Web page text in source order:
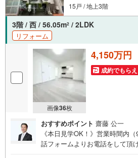
15戸 / 地上3階
3階 / 西 / 56.05m2 / 2LDK
リフォーム
画像36枚
4,150万円
成約でもら
おすすめポイント 齋藤 公一
《本日見学OK！》営業時間内
話フォームよりお電話をして頂